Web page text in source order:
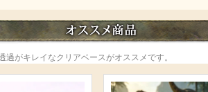
がキレイなクリアベースがオススメです。